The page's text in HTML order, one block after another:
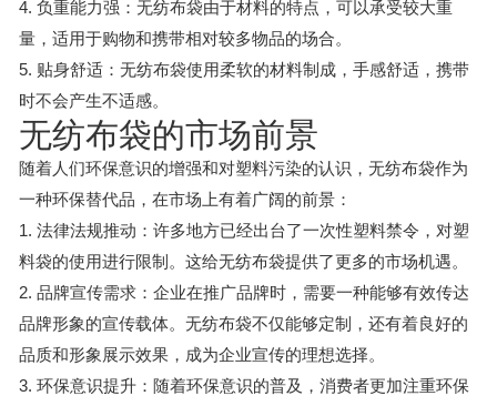
4. 负重能力强：无纺布袋由于材料的特点，可以承受较大重
量，适用于购物和携带相对较多物品的场合。
5. 贴身舒适：无纺布袋使用柔软的材料制成，手感舒适，携带
时不会产生不适感。
无纺布袋的市场前景
随着人们环保意识的增强和对塑料污染的认识，无纺布袋作为
一种环保替代品，在市场上有着广阔的前景：
1. 法律法规推动：许多地方已经出台了一次性塑料禁令，对塑
料袋的使用进行限制。这给无纺布袋提供了更多的市场机遇。
2. 品牌宣传需求：企业在推广品牌时，需要一种能够有效传达
品牌形象的宣传载体。无纺布袋不仅能够定制，还有着良好的
品质和形象展示效果，成为企业宣传的理想选择。
3. 环保意识提升：随着环保意识的普及，消费者更加注重环保